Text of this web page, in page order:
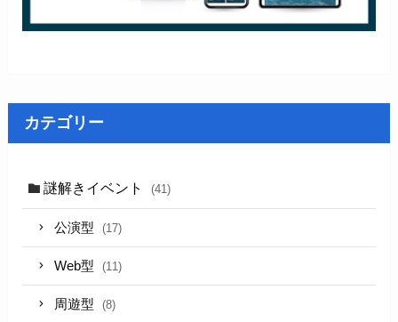
カテゴリー
謎解きイベント (41)
公演型 (17)
Web型 (11)
周遊型 (8)